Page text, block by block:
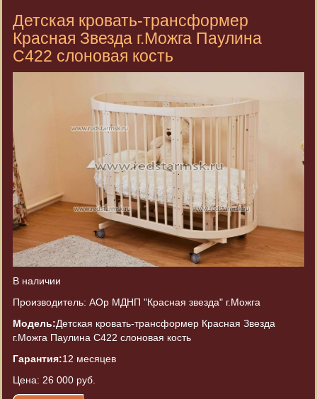
Детская кровать-трансформер
Красная Звезда г.Можга Паулина
С422 слоновая кость
В наличии
Производитель: АОр МДНП "Красная звезда" г.Можга
Модель:Детская кровать-трансформер Красная Звезда
г.Можга Паулина С422 слоновая кость
Гарантия:12 месяцев
Цена: 26 000 руб.